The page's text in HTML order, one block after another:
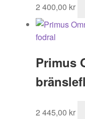
2 400,00 kr
Primus
2 445,00 kr